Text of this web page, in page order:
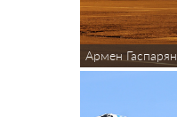
Армен Гаспарян